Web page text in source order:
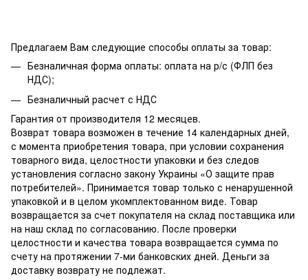
Предлагаем Вам следующие способы оплаты за товар:
Безналичная форма оплаты: оплата на р/с (ФЛП без
НДС);
Безналичный расчет с НДС
Гарантия от производителя 12 месяцев.
Возврат товара возможен в течение 14 календарных дней,
с момента приобретения товара, при условии сохранения
товарного вида, целостности упаковки и без следов
установления согласно закону Украины «О защите прав
потребителей». Принимается товар только с ненарушенной
упаковкой и в целом укомплектованном виде. Товар
возвращается за счет покупателя на склад поставщика или
на наш склад по согласованию. После проверки
целостности и качества товара возвращается сумма по
счету на протяжении 7-ми банковских дней. Деньги за
доставку возврату не подлежат.